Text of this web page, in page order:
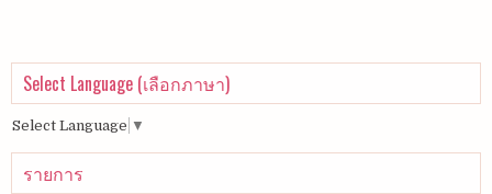
Select Language (เลือกภาษา)
Select Language ▼
รายการ